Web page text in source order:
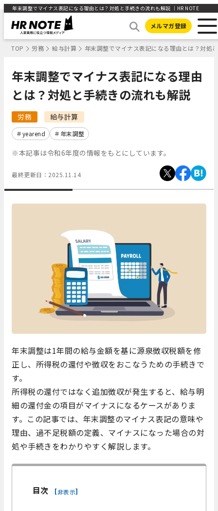
年末調整でマイナス表記になる理由とは？対処と手続きの流れも解説 ｜HR NOTE
メルマガ登録
TOP 労務 給与計算 年末調整でマイナス表記になる理由とは？対処
年末調整でマイナス表記になる理由
とは？対処と手続きの流れも解説
労務 給与計算
yearend 年末調整
※本記事は令和6年度の情報をもとにしています。
最終更新日： 2025.11.14
年末調整は1年間の給与金額を基に源泉徴収税額を修
正し、所得税の還付や徴収をおこなうための手続きで
す。
所得税の還付ではなく追加徴収が発生すると、給与明
細の還付金の項目がマイナスになるケースがありま
す。この記事では、年末調整のマイナス表記の意味や
理由、過不足税額の定義、マイナスになった場合の対
処や手続きをわかりやすく解説します。
目次 [非表示]